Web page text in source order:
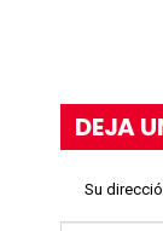
DEJA
Su